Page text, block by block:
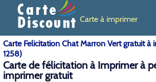
Carte à imprimer
Carte Felicitation Chat Marron Vert gratuit à
1258)
Carte de félicitation à Imprimer à
imprimer gratuit